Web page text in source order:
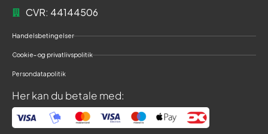
CVR: 44144506
Handelsbetingelser
Cookie- og privatlivspolitik
Persondatapolitik
Her kan du betale med: